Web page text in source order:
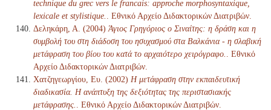
technique du grec vers le francais: approche morphosyntaxique,
lexicale et stylistique.
. Εθνικό Αρχείο Διδακτορικών Διατριβών.
Δεληκάρη, Α. (2004) Άγιος Γρηγόριος ο Σιναίτης: η δράση και η
συμβολή του στη διάδοση του ησυχασμού στα Βαλκάνια - η σλαβική
μετάφραση του βίου του κατά το αρχαιότερο χειρόγραφο.
. Εθνικό
Αρχείο Διδακτορικών Διατριβών.
Χατζηγεωργίου, Ευ. (2002) Η μετάφραση στην εκπαιδευτική
διαδικασία. Η ανάπτυξη της δεξιότητας της περιστασιακής
μετάφρασης.
. Εθνικό Αρχείο Διδακτορικών Διατριβών.